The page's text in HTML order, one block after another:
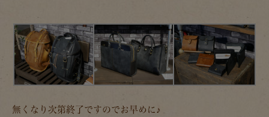
無くなり次第終了ですのでお早めに♪